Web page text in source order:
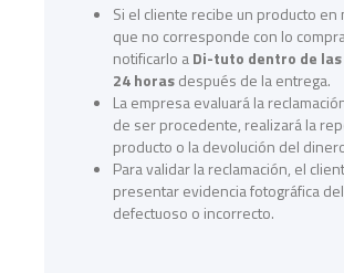
Si el cliente recibe un producto en
que no corresponde con lo
notificarlo aDi-tuto dentro de
24 horasdespués de la entrega.
La empresa evaluará la
de ser procedente, realizará la
producto o la devolución del
Para validar la reclamación, el
presentar evidencia fotográfica
defectuoso o incorrecto.